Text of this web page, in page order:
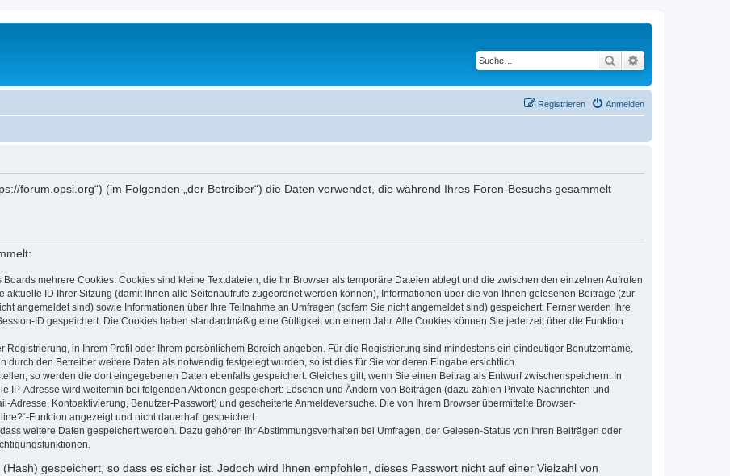
Suche
Anmelden
Registrieren
forum.opsi.org“) (im Folgenden „der Betreiber“) die Daten verwendet, die während Ihres Foren-Besuchs gesammelt
mehrere Cookies. Cookies sind kleine Textdateien, die Ihr Browser als temporäre Dateien ablegt und die zwischen den einzelnen Aufrufen
ID Ihrer Sitzung (damit Ihnen alle Seitenaufrufe zugeordnet werden können), Informationen über die von Ihnen gelesenen Beiträge (zur
angemeldet sind) sowie Informationen über Ihre Teilnahme an Umfragen (sofern Sie nicht angemeldet sind) gespeichert. Ferner werden Ihre
ID gespeichert. Die Cookies haben standardmäßig eine Gültigkeit von einem Jahr. Alle Cookies können Sie jederzeit über die Funktion
in Ihrem Profil oder Ihrem persönlichem Bereich angeben. Für die Registrierung sind mindestens ein eindeutiger Benutzername,
den Betreiber weitere Daten als notwendig festgelegt wurden, so ist dies für Sie vor deren Eingabe ersichtlich.
so werden die dort eingegebenen Daten ebenfalls gespeichert. Gleiches gilt, wenn Sie einen Beitrag als Entwurf zwischenspeichern. In
IP-Adresse wird weiterhin bei folgenden Aktionen gespeichert: Löschen und Ändern von Beiträgen (dazu zählen Private Nachrichten und
Adresse, Kontoaktivierung, Benutzer-Passwort) und gescheiterte Anmeldeversuche. Die von Ihrem Browser übermittelte Browser-
Funktion angezeigt und nicht dauerhaft gespeichert.
weitere Daten gespeichert werden. Dazu gehören Ihr Abstimmungsverhalten bei Umfragen, der Gelesen-Status von Ihren Beiträgen oder
gespeichert, so dass es sicher ist. Jedoch wird Ihnen empfohlen, dieses Passwort nicht auf einer Vielzahl von